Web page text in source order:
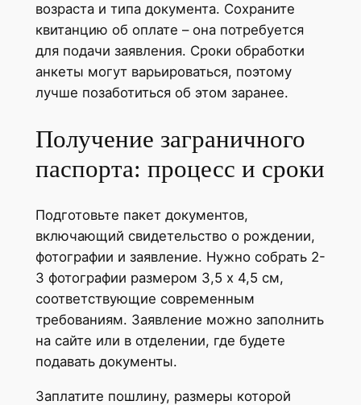
возраста и типа документа. Сохраните
квитанцию об оплате – она потребуется
для подачи заявления. Сроки обработки
анкеты могут варьироваться, поэтому
лучше позаботиться об этом заранее.
Получение заграничного
паспорта: процесс и сроки
Подготовьте пакет документов,
включающий свидетельство о рождении,
фотографии и заявление. Нужно собрать 2-
3 фотографии размером 3,5 x 4,5 см,
соответствующие современным
требованиям. Заявление можно заполнить
на сайте или в отделении, где будете
подавать документы.
Заплатите пошлину, размеры которой